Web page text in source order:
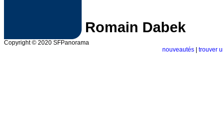
Romain Dabek
Copyright © 2020 SFPanorama
nouveautés
trouver